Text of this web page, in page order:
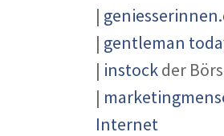
|
| gentleman
| instockder
|
Internet